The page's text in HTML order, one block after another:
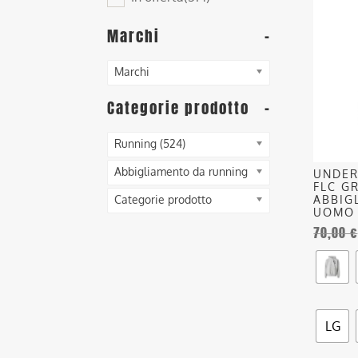
Marchi -
Marchi
Categorie prodotto -
Running (524)
Abbigliamento da running
Categorie prodotto
FLC
UOMO
70,00€
LG
pagina
del
prodotto